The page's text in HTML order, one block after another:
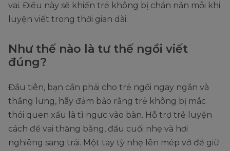
vai. Điều này sẽ khiến trẻ không bị chán nản mỗi khi
luyện viết trong thời gian dài.
Như thế nào là tư thế ngồi viết
đúng?
Đầu tiên, bạn cần phải cho trẻ ngồi ngay ngắn và
thẳng lưng, hãy đảm bảo rằng trẻ không bị mắc
thói quen xấu là tì ngực vào bàn. Hỗ trợ trẻ luyện
cách để vai thăng bằng, đầu cuối nhẹ và hơi
nghiêng sang trái. Một tay tỳ nhẹ lên mép vở để giữ